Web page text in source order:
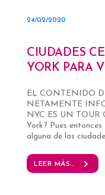
24/02/2020
CIUDADES
YORK PARA
EL CONTENIDO
NETAMENTE
NYC ES UN TOUR
York? Pues
alguna de las
LEER MÁS...